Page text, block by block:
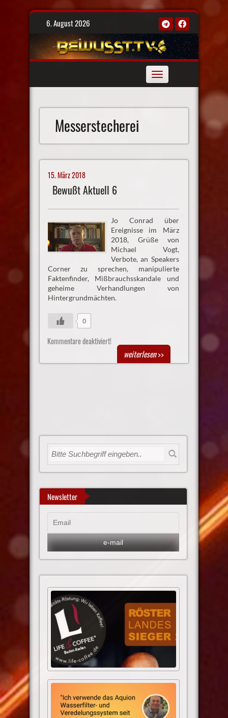
Skip
6. August 2026
Toggle
navigation
Messerstecherei
15. März 2018
Bewußt Aktuell 6
Jo Conrad über
Ereignisse im März
2018, Grüße von
Michael Vogt,
Verbote, an Speakers
Corner zu sprechen, manipulierte
Faktenfinder, Mißbrauchsskandale und
geheime Verhandlungen von
Hintergrundmächten.
0
Kommentare deaktiviert!
weiterlesen>>
Newsletter